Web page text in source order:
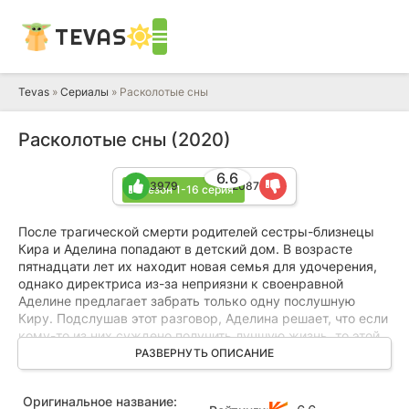
TEVAS
Tevas » Сериалы » Расколотые сны
Расколотые сны (2020)
1 сезон 1-16 серия
6.6
3979 2087
После трагической смерти родителей сестры-близнецы
Кира и Аделина попадают в детский дом. В возрасте
пятнадцати лет их находит новая семья для удочерения,
однако директриса из-за неприязни к своенравной
Аделине предлагает забрать только одну послушную
Киру. Подслушав этот разговор, Аделина решает, что если
кому-то из них суждено получить лучшую жизнь, то этой
счастливицей будет она сама. Девушка подмешивает
сестре таблетки и сбегает из приюта вместо неё.
Через четырнадцать лет пути сестер вновь
РАЗВЕРНУТЬ ОПИСАНИЕ
Оригинальное название: